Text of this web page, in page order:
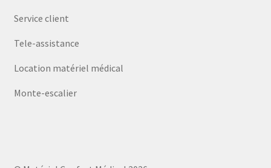
Service client
Tele-assistance
Location matériel médical
Monte-escalier